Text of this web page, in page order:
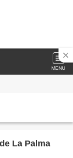
MENU
La Palma